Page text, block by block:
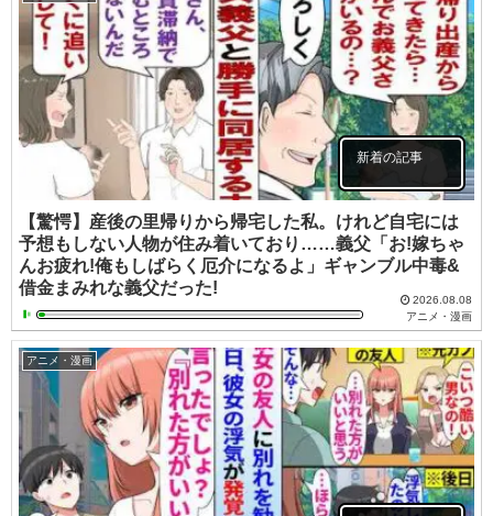
新着の記事
【驚愕】産後の里帰りから帰宅した私。けれど自宅には
予想もしない人物が住み着いており……義父「お!嫁ちゃ
んお疲れ!俺もしばらく厄介になるよ」ギャンブル中毒&
借金まみれな義父だった!
2026.08.08
アニメ・漫画
アニメ・漫画